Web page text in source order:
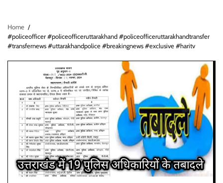
Home
#policeofficer #policeofficeruttarakhand #policeofficeruttarakhandtransfer
#transfernews #uttarakhandpolice #breakingnews #exclusive #haritv